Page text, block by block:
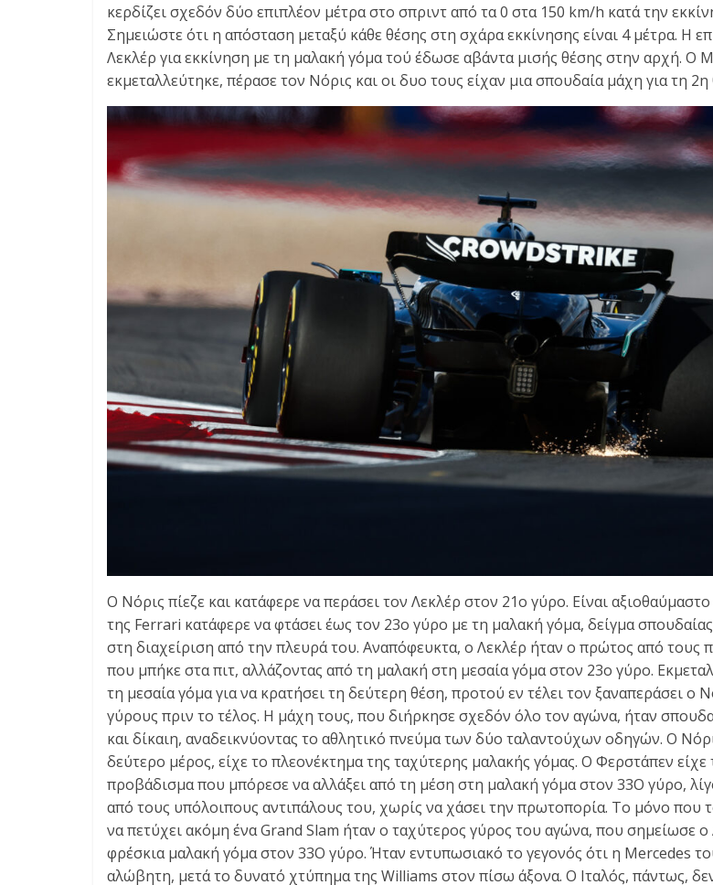
κερδίζει σχεδόν δύο επιπλέον μέτρα στο σπριντ από τα 0 στα 150 km/h κατά την
Σημειώστε ότι η απόσταση μεταξύ κάθε θέσης στη σχάρα εκκίνησης είναι 4 μέτρα. Η
Λεκλέρ για εκκίνηση με τη μαλακή γόμα τού έδωσε αβάντα μισής θέσης στην αρχή. Ο
εκμεταλλεύτηκε, πέρασε τον Νόρις και οι δυο τους είχαν μια σπουδαία μάχη για τη 2η
Ο Νόρις πίεζε και κατάφερε να περάσει τον Λεκλέρ στον 21ο γύρο. Είναι
της Ferrari κατάφερε να φτάσει έως τον 23ο γύρο με τη μαλακή γόμα, δείγμα
στη διαχείριση από την πλευρά του. Αναπόφευκτα, ο Λεκλέρ ήταν ο πρώτος από τους
που μπήκε στα πιτ, αλλάζοντας από τη μαλακή στη μεσαία γόμα στον 23ο γύρο.
τη μεσαία γόμα για να κρατήσει τη δεύτερη θέση, προτού εν τέλει τον ξαναπεράσει ο
γύρους πριν το τέλος. Η μάχη τους, που διήρκησε σχεδόν όλο τον αγώνα, ήταν
και δίκαιη, αναδεικνύοντας το αθλητικό πνεύμα των δύο ταλαντούχων οδηγών. Ο
δεύτερο μέρος, είχε το πλεονέκτημα της ταχύτερης μαλακής γόμας. Ο Φερστάπεν είχε
προβάδισμα που μπόρεσε να αλλάξει από τη μέση στη μαλακή γόμα στον 33Ο γύρο,
από τους υπόλοιπους αντιπάλους του, χωρίς να χάσει την πρωτοπορία. Το μόνο που
να πετύχει ακόμη ένα Grand Slam ήταν ο ταχύτερος γύρος του αγώνα, που σημείωσε ο
φρέσκια μαλακή γόμα στον 33Ο γύρο. Ήταν εντυπωσιακό το γεγονός ότι η Mercedes
αλώβητη, μετά το δυνατό χτύπημα της Williams στον πίσω άξονα. Ο Ιταλός, πάντως,